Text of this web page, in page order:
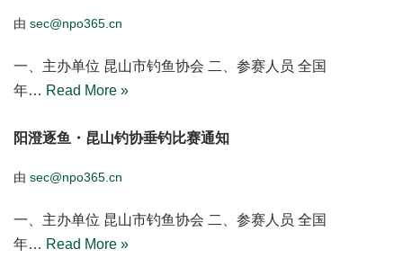
由 sec@npo365.cn
一、主办单位 昆山市钓鱼协会 二、参赛人员 全国
年… Read More »
阳澄逐鱼・昆山钓协垂钓比赛通知
由 sec@npo365.cn
一、主办单位 昆山市钓鱼协会 二、参赛人员 全国
年… Read More »